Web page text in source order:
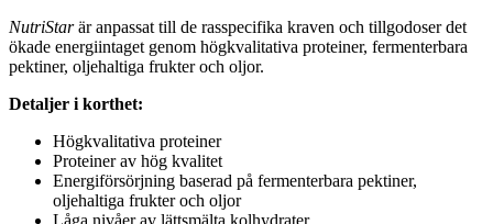
NutriStarär anpassat till de rasspecifika kraven och tillgodoser det
ökade energiintaget genom högkvalitativa proteiner, fermenterbara
pektiner, oljehaltiga frukter och oljor.
Detaljer i korthet:
Högkvalitativa proteiner
Proteiner av hög kvalitet
Energiförsörjning baserad på fermenterbara pektiner,
oljehaltiga frukter och oljor
Låga nivåer av lättsmälta kolhydrater